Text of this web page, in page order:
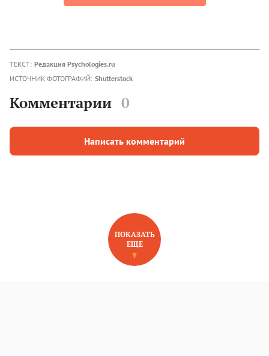
ТЕКСТ: Редакция Psychologies.ru
ИСТОЧНИК ФОТОГРАФИЙ: Shutterstock
Комментарии 0
Написать комментарий
НОВОЕ НА САЙТЕ
ПОКАЗАТЬ
ЕЩЕ